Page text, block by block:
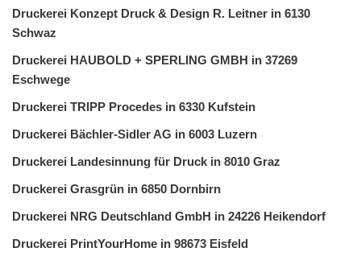
Druckerei Konzept Druck & Design R. Leitner in 6130
Schwaz
Druckerei HAUBOLD + SPERLING GMBH in 37269
Eschwege
Druckerei TRIPP Procedes in 6330 Kufstein
Druckerei Bächler-Sidler AG in 6003 Luzern
Druckerei Landesinnung für Druck in 8010 Graz
Druckerei Grasgrün in 6850 Dornbirn
Druckerei NRG Deutschland GmbH in 24226 Heikendorf
Druckerei PrintYourHome in 98673 Eisfeld